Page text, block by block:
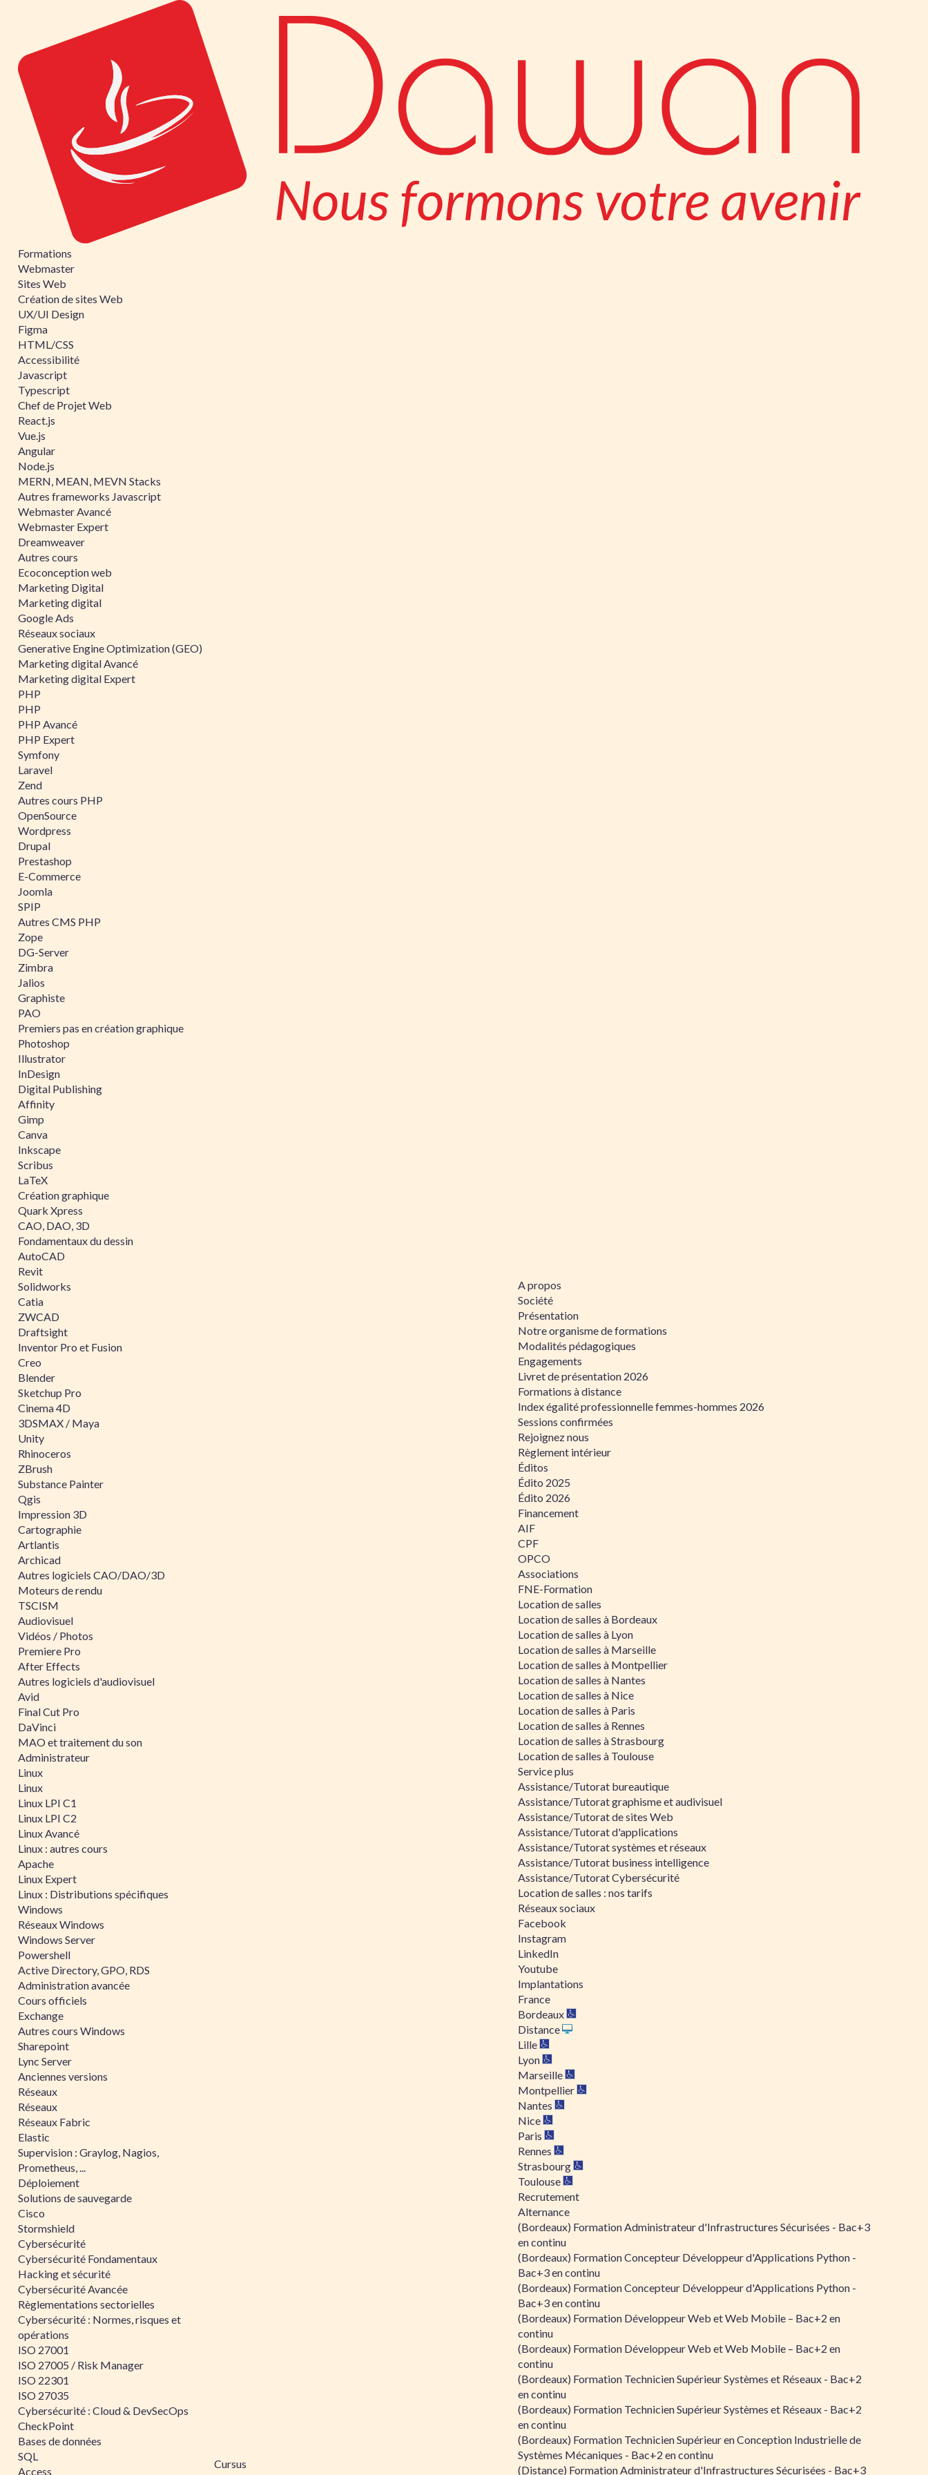
Formations
Webmaster
Sites Web
Création de sites Web
UX/UI Design
Figma
HTML/CSS
Accessibilité
Javascript
Typescript
Chef de Projet Web
React.js
Vue.js
Angular
Node.js
MERN, MEAN, MEVN Stacks
Autres frameworks Javascript
Webmaster Avancé
Webmaster Expert
Dreamweaver
Autres cours
Ecoconception web
Marketing Digital
Marketing digital
Google Ads
Réseaux sociaux
Generative Engine Optimization (GEO)
Marketing digital Avancé
Marketing digital Expert
PHP
PHP
PHP Avancé
PHP Expert
Symfony
Laravel
Zend
Autres cours PHP
OpenSource
Wordpress
Drupal
Prestashop
E-Commerce
Joomla
SPIP
Autres CMS PHP
Zope
DG-Server
Zimbra
Jalios
Graphiste
PAO
Premiers pas en création graphique
Photoshop
Illustrator
InDesign
Digital Publishing
Affinity
Gimp
Canva
Inkscape
Scribus
LaTeX
Création graphique
Quark Xpress
CAO, DAO, 3D
Fondamentaux du dessin
AutoCAD
Revit
Solidworks
Catia
ZWCAD
Draftsight
Inventor Pro et Fusion
Creo
Blender
Sketchup Pro
Cinema 4D
3DSMAX / Maya
Unity
Rhinoceros
ZBrush
Substance Painter
Qgis
Impression 3D
Cartographie
Artlantis
Archicad
Autres logiciels CAO/DAO/3D
Moteurs de rendu
TSCISM
Audiovisuel
Vidéos / Photos
Premiere Pro
After Effects
Autres logiciels d'audiovisuel
Avid
Final Cut Pro
DaVinci
MAO et traitement du son
Administrateur
Linux
Linux
Linux LPI C1
Linux LPI C2
Linux Avancé
Linux : autres cours
Apache
Linux Expert
Linux : Distributions spécifiques
Windows
Réseaux Windows
Windows Server
Powershell
Active Directory, GPO, RDS
Administration avancée
Cours officiels
Exchange
Autres cours Windows
Sharepoint
Lync Server
Anciennes versions
Réseaux
Réseaux
Réseaux Fabric
Elastic
Supervision : Graylog, Nagios,
Prometheus, ...
Déploiement
Solutions de sauvegarde
Cisco
Stormshield
Cybersécurité
Cybersécurité Fondamentaux
Hacking et sécurité
Cybersécurité Avancée
Règlementations sectorielles
Cybersécurité : Normes, risques et
opérations
ISO 27001
ISO 27005 / Risk Manager
ISO 22301
ISO 27035
Cybersécurité : Cloud & DevSecOps
CheckPoint
Bases de données
SQL
Access
Cursus
A propos
Société
Présentation
Notre organisme de formations
Modalités pédagogiques
Engagements
Livret de présentation 2026
Formations à distance
Index égalité professionnelle femmes-hommes 2026
Sessions confirmées
Rejoignez nous
Règlement intérieur
Éditos
Édito 2025
Édito 2026
Financement
AIF
CPF
OPCO
Associations
FNE-Formation
Location de salles
Location de salles à Bordeaux
Location de salles à Lyon
Location de salles à Marseille
Location de salles à Montpellier
Location de salles à Nantes
Location de salles à Nice
Location de salles à Paris
Location de salles à Rennes
Location de salles à Strasbourg
Location de salles à Toulouse
Service plus
Assistance/Tutorat bureautique
Assistance/Tutorat graphisme et audivisuel
Assistance/Tutorat de sites Web
Assistance/Tutorat d'applications
Assistance/Tutorat systèmes et réseaux
Assistance/Tutorat business intelligence
Assistance/Tutorat Cybersécurité
Location de salles : nos tarifs
Réseaux sociaux
Facebook
Instagram
LinkedIn
Youtube
Implantations
France
Bordeaux
Distance
Lille
Lyon
Marseille
Montpellier
Nantes
Nice
Paris
Rennes
Strasbourg
Toulouse
Recrutement
Alternance
(Bordeaux) Formation Administrateur d'Infrastructures Sécurisées - Bac+3
en continu
(Bordeaux) Formation Concepteur Développeur d'Applications Python -
Bac+3 en continu
(Bordeaux) Formation Concepteur Développeur d'Applications Python -
Bac+3 en continu
(Bordeaux) Formation Développeur Web et Web Mobile – Bac+2 en
continu
(Bordeaux) Formation Développeur Web et Web Mobile – Bac+2 en
continu
(Bordeaux) Formation Technicien Supérieur Systèmes et Réseaux - Bac+2
en continu
(Bordeaux) Formation Technicien Supérieur Systèmes et Réseaux - Bac+2
en continu
(Bordeaux) Formation Technicien Supérieur en Conception Industrielle de
Systèmes Mécaniques - Bac+2 en continu
(Distance) Formation Administrateur d'Infrastructures Sécurisées - Bac+3